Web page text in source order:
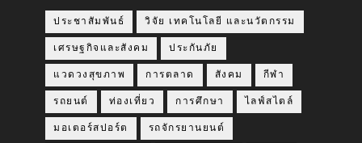
ประชาสัมพันธ์ วิจัย เทคโนโลยี และนวัตกรรม
เศรษฐกิจและสังคม ประกันภัย
แวดวงสุขภาพ การตลาด สังคม กีฬา
รถยนต์ ท่องเที่ยว การศึกษา ไลฟ์สไตล์
มอเตอร์สปอร์ต รถจักรยานยนต์